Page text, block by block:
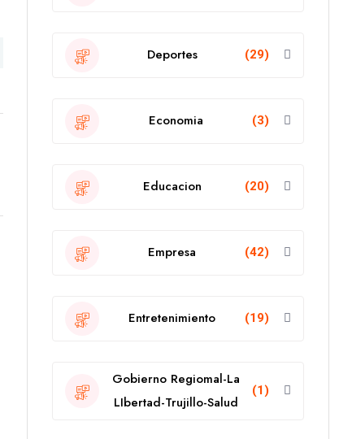
Deportes (29)
Economia (3)
Educacion (20)
Empresa (42)
Entretenimiento (19)
Gobierno Regiomal-La
LIbertad-Trujillo-Salud
(1)